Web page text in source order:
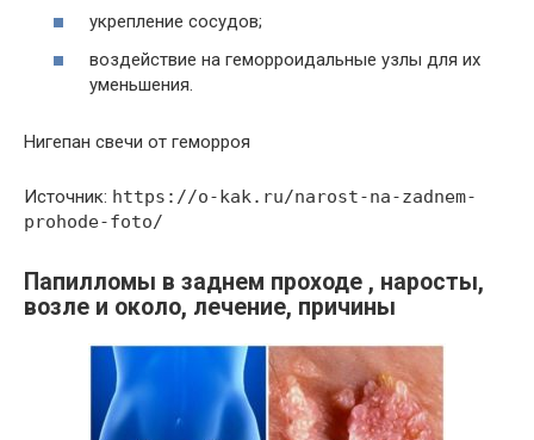
укрепление сосудов;
воздействие на геморроидальные узлы для их
уменьшения.
Нигепан свечи от геморроя
Источник: https://o-kak.ru/narost-na-zadnem-
prohode-foto/
Папилломы в заднем проходе , наросты,
возле и около, лечение, причины